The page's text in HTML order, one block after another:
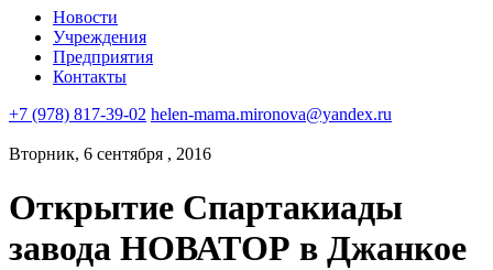
Новости
Учреждения
Предприятия
Контакты
+7 (978) 817-39-02 helen-mama.mironova@yandex.ru
Вторник, 6 сентября , 2016
Открытие Спартакиады
завода НОВАТОР в Джанкое